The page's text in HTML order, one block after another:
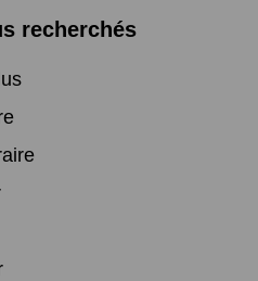
recherchés